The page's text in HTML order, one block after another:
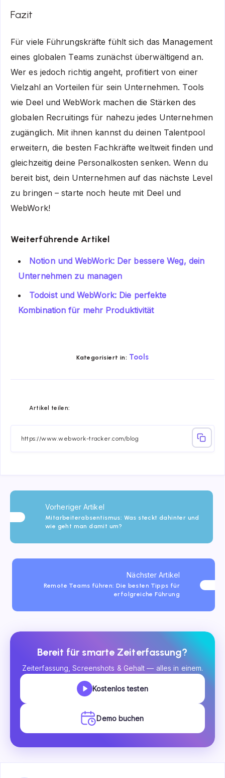
Fazit
Für viele Führungskräfte fühlt sich das Management
eines globalen Teams zunächst überwältigend an.
Wer es jedoch richtig angeht, profitiert von einer
Vielzahl an Vorteilen für sein Unternehmen. Tools
wie Deel und WebWork machen die Stärken des
globalen Recruitings für nahezu jedes Unternehmen
zugänglich. Mit ihnen kannst du deinen Talentpool
erweitern, die besten Fachkräfte weltweit finden und
gleichzeitig deine Personalkosten senken. Wenn du
bereit bist, dein Unternehmen auf das nächste Level
zu bringen – starte noch heute mit Deel und
WebWork!
Weiterführende Artikel
Notion und WebWork: Der bessere Weg, dein
Unternehmen zu managen
Todoist und WebWork: Die perfekte
Kombination für mehr Produktivität
Kategorisiert in: Tools
Artikel teilen:
Whatsapp
Vorheriger Artikel
Mitarbeiterabsentismus: Was steckt dahinter und
wie geht man damit um?
Nächster Artikel
Remote Teams führen: Die besten Tipps für
erfolgreiche Führung
Bereit für smarte Zeiterfassung?
Zeiterfassung, Screenshots & Gehalt — alles in einem.
Kostenlos testen
Demo buchen